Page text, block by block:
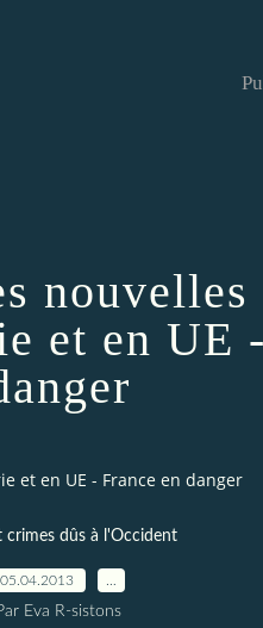
et en UE
et en UE - France en danger
crimes dûs à l'Occident
05.04.2013
Eva R-sistons